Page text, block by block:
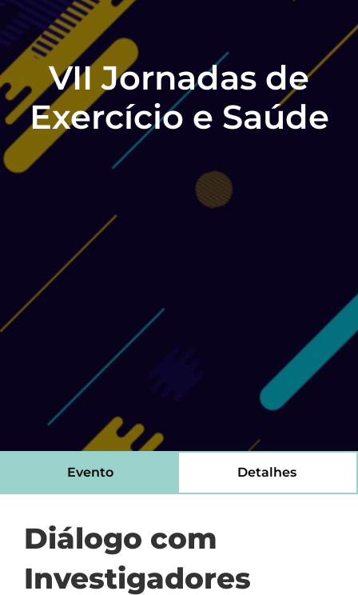
VII Jornadas de
Exercício e Saúde
Evento Detalhes
Diálogo com
Investigadores